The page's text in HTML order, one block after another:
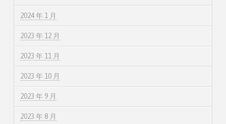
2024 年 1 月
2023 年 12 月
2023 年 11 月
2023 年 10 月
2023 年 9 月
2023 年 8 月